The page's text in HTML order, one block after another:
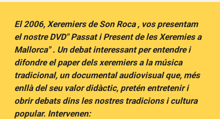
El 2006, Xeremiers de Son Roca , vos presentam
el nostre DVD" Passat i Present de les Xeremies a
Mallorca" . Un debat interessant per entendre i
difondre el paper dels xeremiers a la música
tradicional, un documental audiovisual que, més
enllà del seu valor didàctic, pretén entretenir i
obrir debats dins les nostres tradicions i cultura
popular. Intervenen: